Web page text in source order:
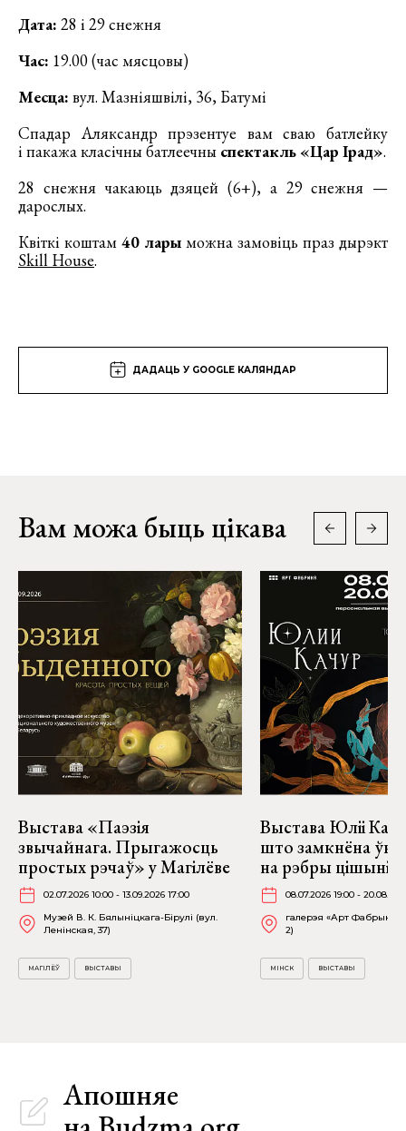
Дата: 28 і 29 снежня
Час: 19.00 (час мясцовы)
Месца: вул. Мазніяшвілі, 36, Батумі
Спадар Аляксандр прэзентуе вам сваю батлейку
і пакажа класічны батлеечны спектакль «Цар Ірад».
28 снежня чакаюць дзяцей (6+), а 29 снежня —
дарослых.
Квіткі коштам 40 лары можна замовіць праз дырэкт
Skill House.
ДАДАЦЬ У GOOGLE КАЛЯНДАР
Вам можа быць цікава
Выстава «Паэзія
звычайнага. Прыгажосць
простых рэчаў» у Магілёве
02.07.2026 10:00 - 13.09.2026 17:00
Музей В. К. Бялыніцкага-Бірулі (вул.
Ленінская, 37)
МАГІЛЁЎ ВЫСТАВЫ
Выстава Юліі
што замкнёна
на рэбры цішыні»
08.07.2026 19:00 -
галерэя «Арт Фабрыка»
2)
МІНСК ВЫСТАВЫ
Апошняе